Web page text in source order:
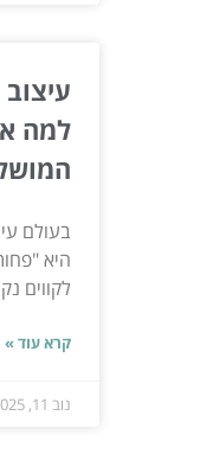
למה
בעולם
לקווים
קרא עוד »
נוב 11, 2025